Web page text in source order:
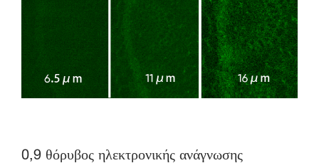
0,9 θόρυβος ηλεκτρονικής ανάγνωσης